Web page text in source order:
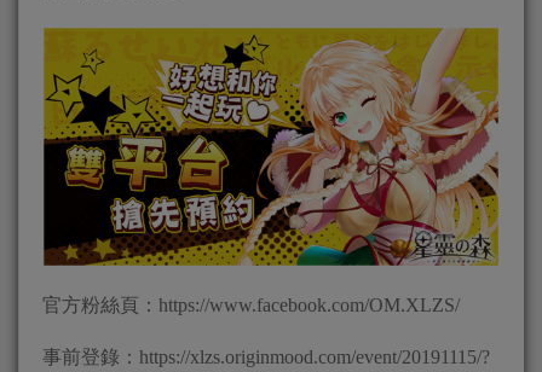
官方粉絲頁：https://www.facebook.com/OM.XLZS/
事前登錄：https://xlzs.originmood.com/event/20191115/?